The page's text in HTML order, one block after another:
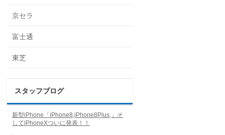
京セラ
富士通
東芝
スタッフブログ
新型iPhone「iPhone8,iPhone8Plus,」そ
してiPhoneXついに発表！！